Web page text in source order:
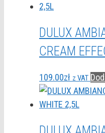
DULUX
CREAM
109.00zł z VAT